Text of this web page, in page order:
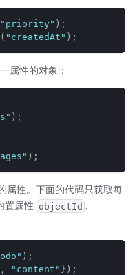
"priority" ) ;
( "createdAt" ) ;
属性的对象：
) ;
) ;
属性。下面的代码只获取每
置属性 objectId 、
) ;
, "content" } ) ;